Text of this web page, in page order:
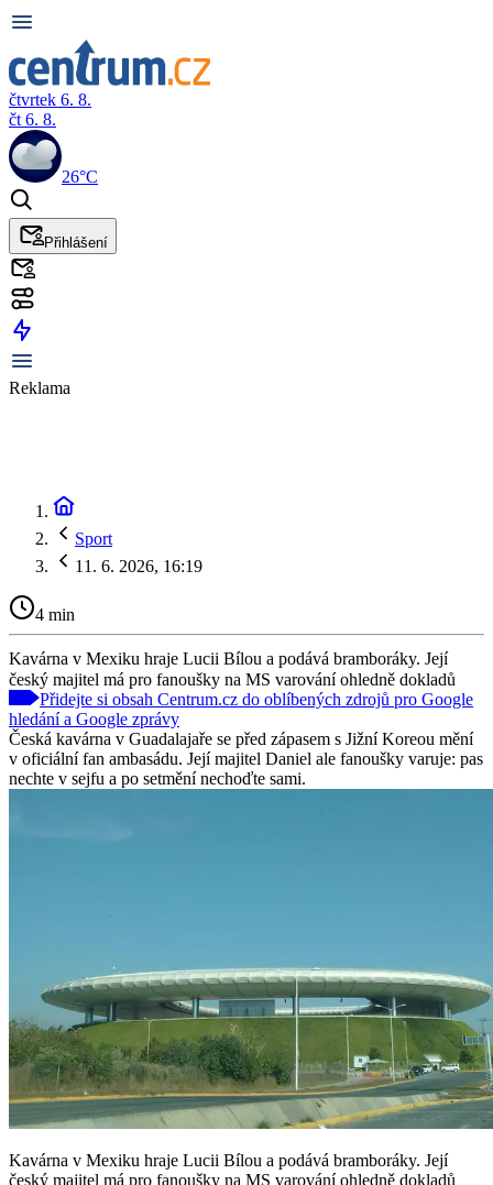
čtvrtek 6. 8.
čt 6. 8.
26°C
Přihlášení
Reklama
Sport
11. 6. 2026, 16:19
4 min
Kavárna v Mexiku hraje Lucii Bílou a podává bramboráky. Její
český majitel má pro fanoušky na MS varování ohledně dokladů
Přidejte si obsah Centrum.cz do oblíbených zdrojů pro Google
hledání a Google zprávy
Česká kavárna v Guadalajaře se před zápasem s Jižní Koreou mění
v oficiální fan ambasádu. Její majitel Daniel ale fanoušky varuje: pas
nechte v sejfu a po setmění nechoďte sami.
Kavárna v Mexiku hraje Lucii Bílou a podává bramboráky. Její
český majitel má pro fanoušky na MS varování ohledně dokladů